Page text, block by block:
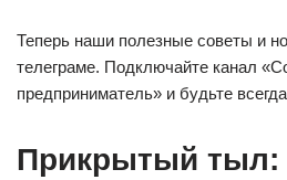
Теперь наши полезные советы и
телеграме. Подключайте канал
предприниматель» и будьте
Прикрытый тыл: